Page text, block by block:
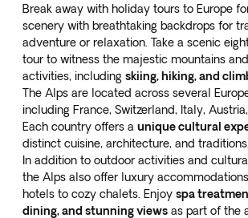
Break away with holiday tours to Europe
scenery with breathtaking backdrops for
adventure or relaxation. Take a scenic
tour to witness the majestic mountains
activities, including skiing, hiking, and
The Alps are located across several
including France, Switzerland, Italy,
Each country offers a unique cultural
distinct cuisine, architecture, and traditions.
In addition to outdoor activities and
the Alps also offer luxury
hotels to cozy chalets. Enjoy spa
dining, and stunning views as part of the